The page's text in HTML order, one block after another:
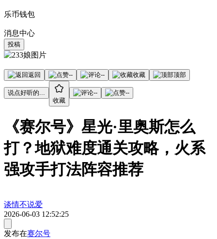
乐币钱包
消息中心
投稿
返回 -- -- 收藏 顶部
说点好听的...
收藏
-- --
《赛尔号》星光·里奥斯怎么
打？地狱难度通关攻略，火系
强攻手打法阵容推荐
谈情不说爱
2026-06-03 12:52:25
发布在赛尔号